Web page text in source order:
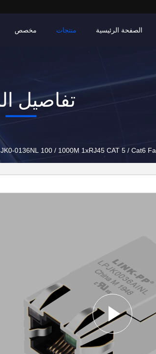
الصفحة الرئيسية منتجات مخصص
تفاصيل
0136NL 100 / 1000M 1xRJ45 CAT 5 / Cat6